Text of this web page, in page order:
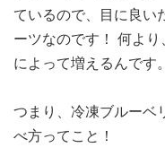
ているので、目に良い
ーツなのです！ 何よ
によって増えるんです。
つまり、冷凍ブルーベ
べ方ってこと！